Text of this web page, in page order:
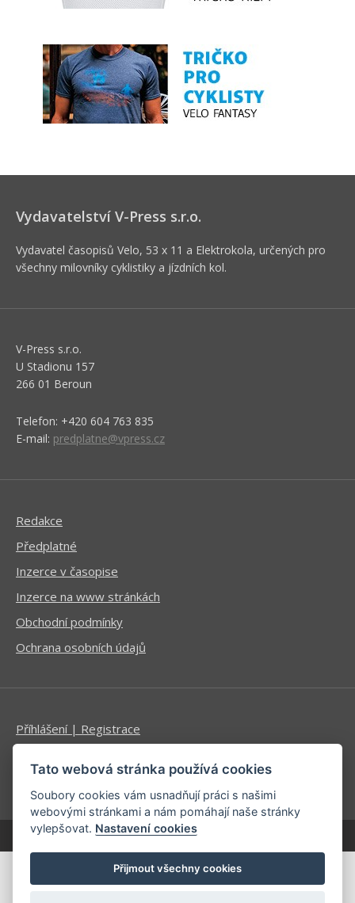
Vydavatelství V-Press s.r.o.
Vydavatel časopisů Velo, 53 x 11 a Elektrokola, určených pro
všechny milovníky cyklistiky a jízdních kol.
V-Press s.r.o.
U Stadionu 157
266 01 Beroun
Telefon: +420 604 763 835
E-mail: predplatne@vpress.cz
Redakce
Předplatné
Inzerce v časopise
Inzerce na www stránkách
Obchodní podmínky
Ochrana osobních údajů
Příhlášení | Registrace
Mapa stránek
| developed by
Tato webová stránka používá cookies
Soubory cookies vám usnadňují práci s našimi
webovými stránkami a nám pomáhají naše stránky
vylepšovat. Nastavení cookies
Přijmout všechny cookies